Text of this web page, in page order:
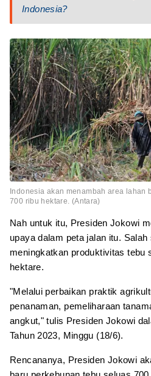
Indonesia?
Indonesia akan menambah area lahan
700 ribu hektare. (Antara)
Nah untuk itu, Presiden Jokowi
upaya dalam peta jalan itu.
meningkatkan produktivitas tebu
hektare.
"Melalui perbaikan praktik
penanaman, pemeliharaan
angkut," tulis Presiden Jokowi
Tahun 2023, Minggu (18/6).
Rencananya, Presiden Jokowi